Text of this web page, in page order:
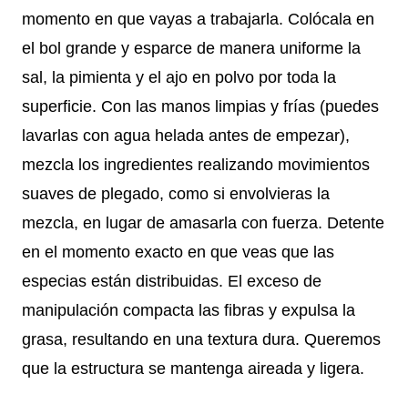
momento en que vayas a trabajarla. Colócala en
el bol grande y esparce de manera uniforme la
sal, la pimienta y el ajo en polvo por toda la
superficie. Con las manos limpias y frías (puedes
lavarlas con agua helada antes de empezar),
mezcla los ingredientes realizando movimientos
suaves de plegado, como si envolvieras la
mezcla, en lugar de amasarla con fuerza. Detente
en el momento exacto en que veas que las
especias están distribuidas. El exceso de
manipulación compacta las fibras y expulsa la
grasa, resultando en una textura dura. Queremos
que la estructura se mantenga aireada y ligera.